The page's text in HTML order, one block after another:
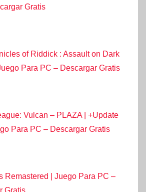
Gratis
of Riddick : Assault on Dark
Para PC – Descargar Gratis
Vulcan – PLAZA | +Update
Para PC – Descargar Gratis
Remastered | Juego Para PC –